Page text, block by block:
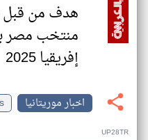
هدف من قبل
منتخب مصر
إفريقيا 2025
اخبار موريتانيا
UP28TR